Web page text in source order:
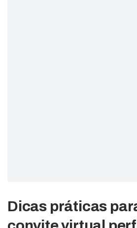
Dicas práticas